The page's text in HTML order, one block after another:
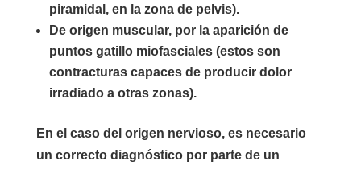
piramidal, en la zona de pelvis).
De origen muscular, por la aparición de
puntos gatillo miofasciales (estos son
contracturas capaces de producir dolor
irradiado a otras zonas).
En el caso del origen nervioso, es necesario
un correcto diagnóstico por parte de un